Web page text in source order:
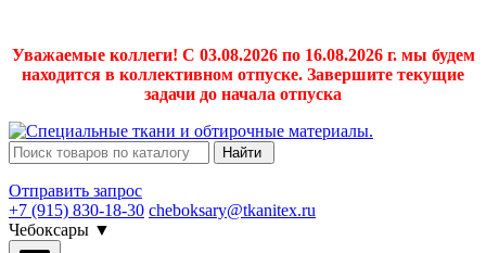
Уважаемые коллеги! С 03.08.2026 по 16.08.2026 г. мы будем
находится в коллективном отпуске. Завершите текущие
задачи до начала отпуска
Найти
Отправить запрос
+7 (915) 830-18-30 cheboksary@tkanitex.ru
Чебоксары ▼